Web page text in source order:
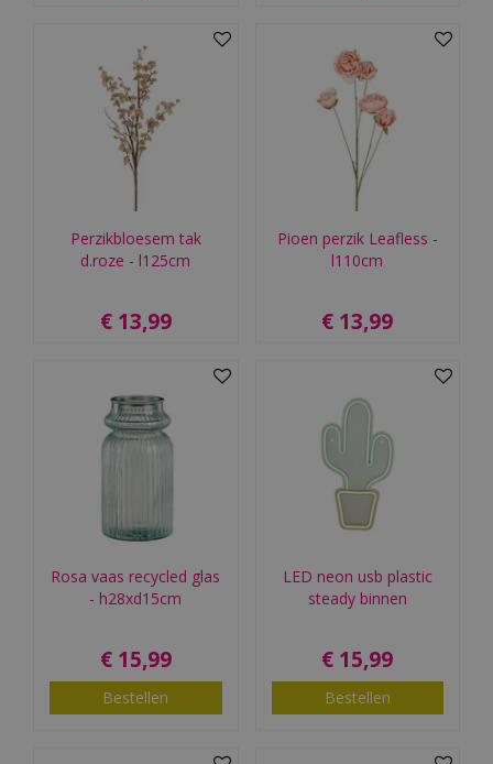
Perzikbloesem tak
d.roze - l125cm
€ 13,99
Pioen perzik Leafless -
l110cm
€ 13,99
Rosa vaas recycled glas
- h28xd15cm
€ 15,99
Bestellen
LED neon usb plastic
steady binnen
€ 15,99
Bestellen